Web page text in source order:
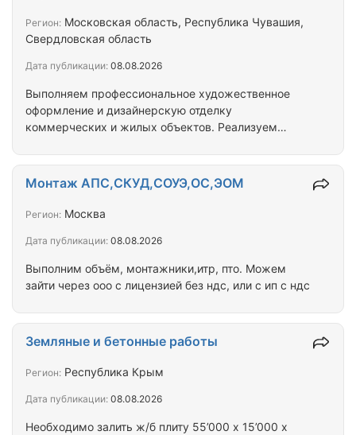
Выполняем профессиональное художественное
оформление и дизайнерскую отделку
коммерческих и жилых объектов. Реализуем
интерьерных решений. Специализируемся на
оформлении крупных объектов: Детские центры и
сады: безопасные материалы, сюжетные росписи.
интерьерная живопись под формат заведения.
зон ресепшен, коридоров, холлов и зон отдыха.…
Регион: Московская область, Республика Чувашия,
Свердловская область
Дата публикации: 08.08.2026
Выполним объём, монтажники,итр, пто. Можем
зайти через ооо с лицензией без ндс, или с ип с ндс
Монтаж АПС,СКУД,СОУЭ,ОС,ЭОМ
Регион: Москва
Дата публикации: 08.08.2026
Необходимо залить ж/б плиту 55’000 х 15’000 х
Земляные и бетонные работы
Регион: Республика Крым
Дата публикации: 08.08.2026